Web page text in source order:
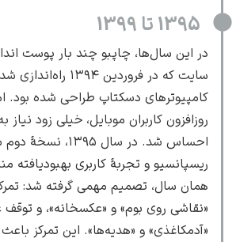
یوهانس فرمیر
پرفروش‌ترین
تابلوها
1395 تا 1399
در این سال‌ها، چاپبو چند بار پوست
سایت که در فروردین
کامپیوترهای دسکتاپ طراحی شده بود.
روزافزون کاربران موبایل، خیلی زود
احساس شد. در سال
ریسپانسیو و تجربهٔ کاربری بهبودیافته
همان سال، تصمیم مهمی گرفته شد:
«نقاشی روی بوم» و «عکسخانه»، و
«آدمکاغذی» و «هدیه‌ها». این تمرکز